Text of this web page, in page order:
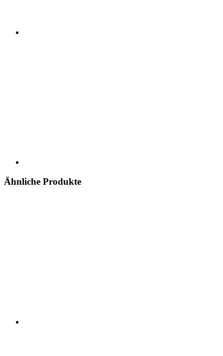
Ähnliche Produkte